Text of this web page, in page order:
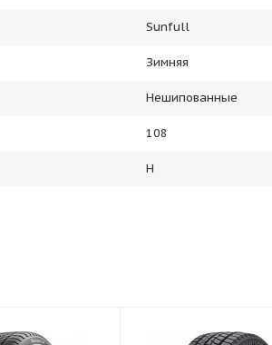
Sunfull
Зимняя
Нешипованные
108
H